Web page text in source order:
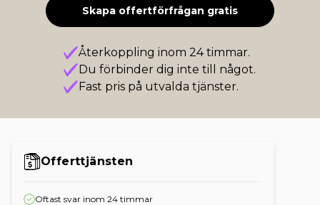
Skapa offertförfrågan gratis
Återkoppling inom 24 timmar.
Du förbinder dig inte till något.
Fast pris på utvalda tjänster.
Offerttjänsten
Oftast svar inom 24 timmar